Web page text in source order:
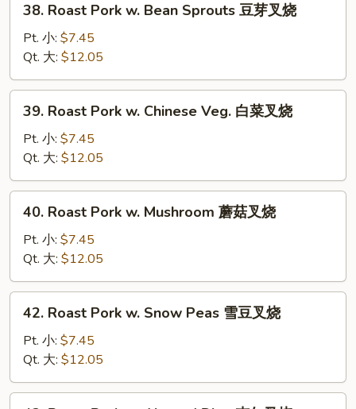
Roast
Pork
Bean
Sprouts
38. Roast Pork w. Bean Sprouts 豆芽叉烧
Pt. 小: $7.45
Qt. 大: $12.05
Roast
Pork
Chinese
Veg.
39. Roast Pork w. Chinese Veg. 白菜叉烧
Pt. 小: $7.45
Qt. 大: $12.05
Roast
Pork
Mushroom
蘑
40. Roast Pork w. Mushroom 蘑菇叉烧
Pt. 小: $7.45
Qt. 大: $12.05
Roast
Pork
Snow
Peas
42. Roast Pork w. Snow Peas 雪豆叉烧
Pt. 小: $7.45
Qt. 大: $12.05